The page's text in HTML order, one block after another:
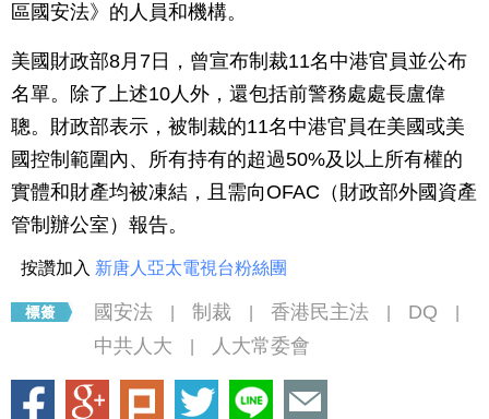
區國安法》的人員和機構。
美國財政部8月7日，曾宣布制裁11名中港官員並公布
名單。除了上述10人外，還包括前警務處處長盧偉
聰。財政部表示，被制裁的11名中港官員在美國或美
國控制範圍內、所有持有的超過50%及以上所有權的
實體和財產均被凍結，且需向OFAC（財政部外國資產
管制辦公室）報告。
按讚加入 新唐人亞太電視台粉絲團
國安法 制裁 香港民主法 DQ
中共人大 人大常委會